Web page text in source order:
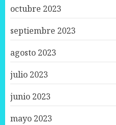
octubre 2023
septiembre 2023
agosto 2023
julio 2023
junio 2023
mayo 2023